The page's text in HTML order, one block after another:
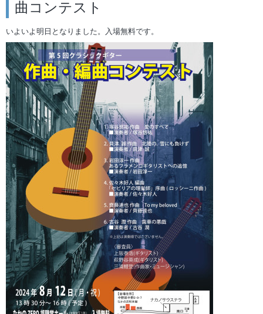
曲コンテスト
いよいよ明日となりました。入場無料です。